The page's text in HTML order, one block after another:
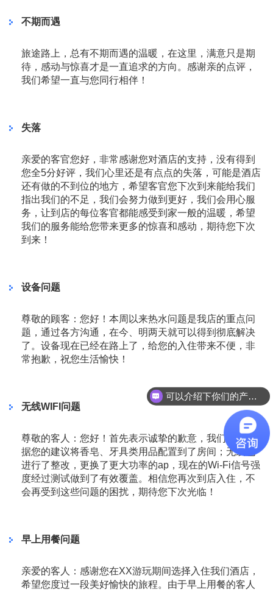
不期而遇
旅途路上，总有不期而遇的温暖，在这里，满意只是期
待，感动与惊喜才是一直追求的方向。感谢亲的点评，
我们希望一直与您同行相伴！
失落
亲爱的客官您好，非常感谢您对酒店的支持，没有得到
您全5分好评，我们心里还是有点点的失落，可能是酒店
还有做的不到位的地方，希望客官您下次到来能给我们
指出我们的不足，我们会努力做到更好，我们会用心服
务，让到店的每位客官都能感受到家一般的温暖，希望
我们的服务能给您带来更多的惊喜和感动，期待您下次
到来！
设备问题
尊敬的顾客：您好！本周以来热水问题是我店的重点问
题，通过各方沟通，在今、明两天就可以得到彻底解决
了。设备现在已经在路上了，给您的入住带来不便，非
常抱歉，祝您生活愉快！
无线WIFI问题
尊敬的客人：您好！首先表示诚挚的歉意，我们已经根
据您的建议将香皂、牙具类用品配置到了房间；无线也
进行了整改，更换了更大功率的ap，现在的Wi-Fi信号强
度经过测试做到了有效覆盖。相信您再次到店入住，不
会再受到这些问题的困扰，期待您下次光临！
早上用餐问题
亲爱的客人：感谢您在XX游玩期间选择入住我们酒店，
希望您度过一段美好愉快的旅程。由于早上用餐的客人
可以介绍下你们的产品么？